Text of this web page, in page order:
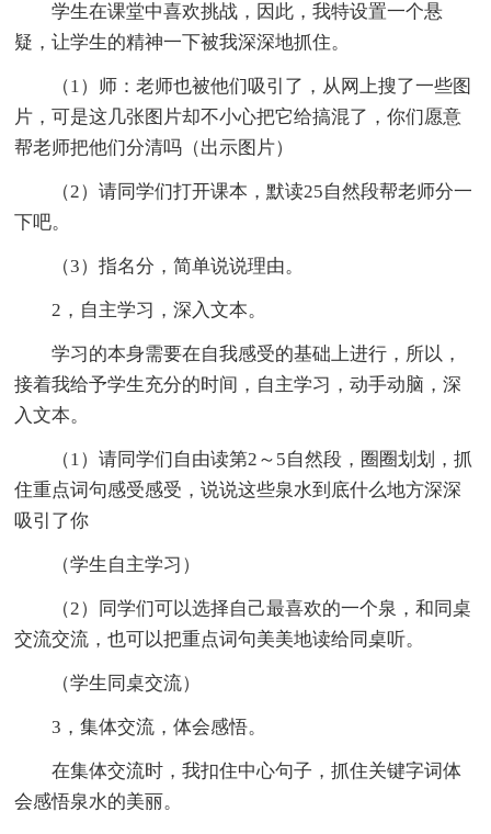
学生在课堂中喜欢挑战，因此，我特设置一个悬
疑，让学生的精神一下被我深深地抓住。
（1）师：老师也被他们吸引了，从网上搜了一些图
片，可是这几张图片却不小心把它给搞混了，你们愿意
帮老师把他们分清吗（出示图片）
（2）请同学们打开课本，默读25自然段帮老师分一
下吧。
（3）指名分，简单说说理由。
2，自主学习，深入文本。
学习的本身需要在自我感受的基础上进行，所以，
接着我给予学生充分的时间，自主学习，动手动脑，深
入文本。
（1）请同学们自由读第2～5自然段，圈圈划划，抓
住重点词句感受感受，说说这些泉水到底什么地方深深
吸引了你
（学生自主学习）
（2）同学们可以选择自己最喜欢的一个泉，和同桌
交流交流，也可以把重点词句美美地读给同桌听。
（学生同桌交流）
3，集体交流，体会感悟。
在集体交流时，我扣住中心句子，抓住关键字词体
会感悟泉水的美丽。